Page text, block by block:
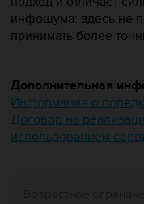
инфошума: здесь не
принимать более
Дополнительная
Информация о
Договор на
использованием